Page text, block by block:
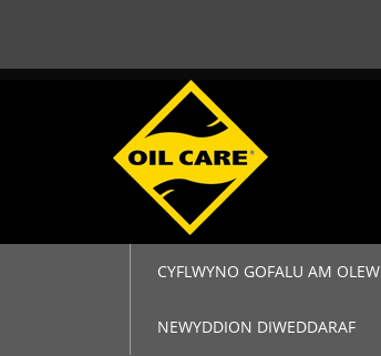
CYFLWYNO GOFALU AM OLEW
NEWYDDION DIWEDDARAF